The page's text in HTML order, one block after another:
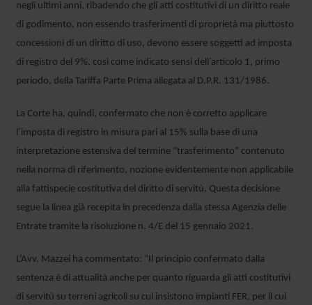
negli ultimi anni, ribadendo che gli atti costitutivi di un diritto reale
di godimento, non essendo trasferimenti di proprietà ma piuttosto
concessioni di un diritto di uso, devono essere soggetti ad imposta
di registro del 9%, così come indicato sensi dell’articolo 1, primo
periodo, della Tariffa Parte Prima allegata al D.P.R. 131/1986.
La Corte ha, quindi, confermato che non è corretto applicare
l’imposta di registro in misura pari al 15% sulla base di una
interpretazione estensiva del termine “trasferimento” contenuto
nella norma di riferimento, nozione evidentemente non applicabile
alla fattispecie costitutiva del diritto di servitù. Questa decisione
segue la linea già recepita in precedenza dalla stessa Agenzia delle
Entrate tramite la risoluzione n. 4/E del 15 gennaio 2021.
L’Avv. Mazzei ha commentato: “Il principio confermato dalla
sentenza è di attualità anche per quanto riguarda gli atti costitutivi
di servitù su terreni agricoli su cui insistono impianti FER, per il cui